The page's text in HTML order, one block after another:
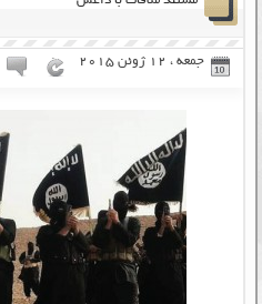
جمعه ، 12 ژوئن 2015